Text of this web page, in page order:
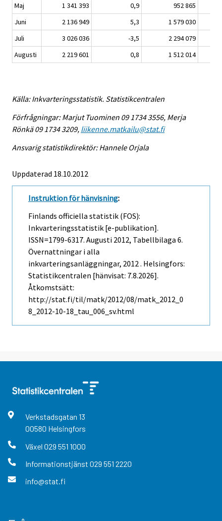
Maj
1 341 393 0,9
952 865
Juni
2 136 949 5,3
1 579 030
Juli
3 026 036 -3,5
2 294 079
Augusti
2 219 601 0,8 1 512 014
Källa: Inkvarteringsstatistik. Statistikcentralen
Förfrågningar: Marjut Tuominen 09 1734 3556, Merja
Rönkä 09 1734 3209, liikenne.matkailu@stat.fi
Ansvarig statistikdirektör: Hannele Orjala
Uppdaterad 18.10.2012
Instruktion för hänvisning:
Finlands officiella statistik (FOS):
Inkvarteringsstatistik [e-publikation].
ISSN=1799-6317. Augusti 2012, Tabellbilaga 6.
Övernattningar i alla
inkvarteringsanläggningar, 2012 . Helsingfors:
Statistikcentralen [hänvisat: 7.8.2026].
Åtkomstsätt:
http://stat.fi/til/matk/2012/08/matk_2012_0
8_2012-10-18_tau_006_sv.html
Verkstadsgatan 13
00580 Helsingfors
Växel 029 551 1000
Informationstjänst 029 551 2220
info@stat.fi